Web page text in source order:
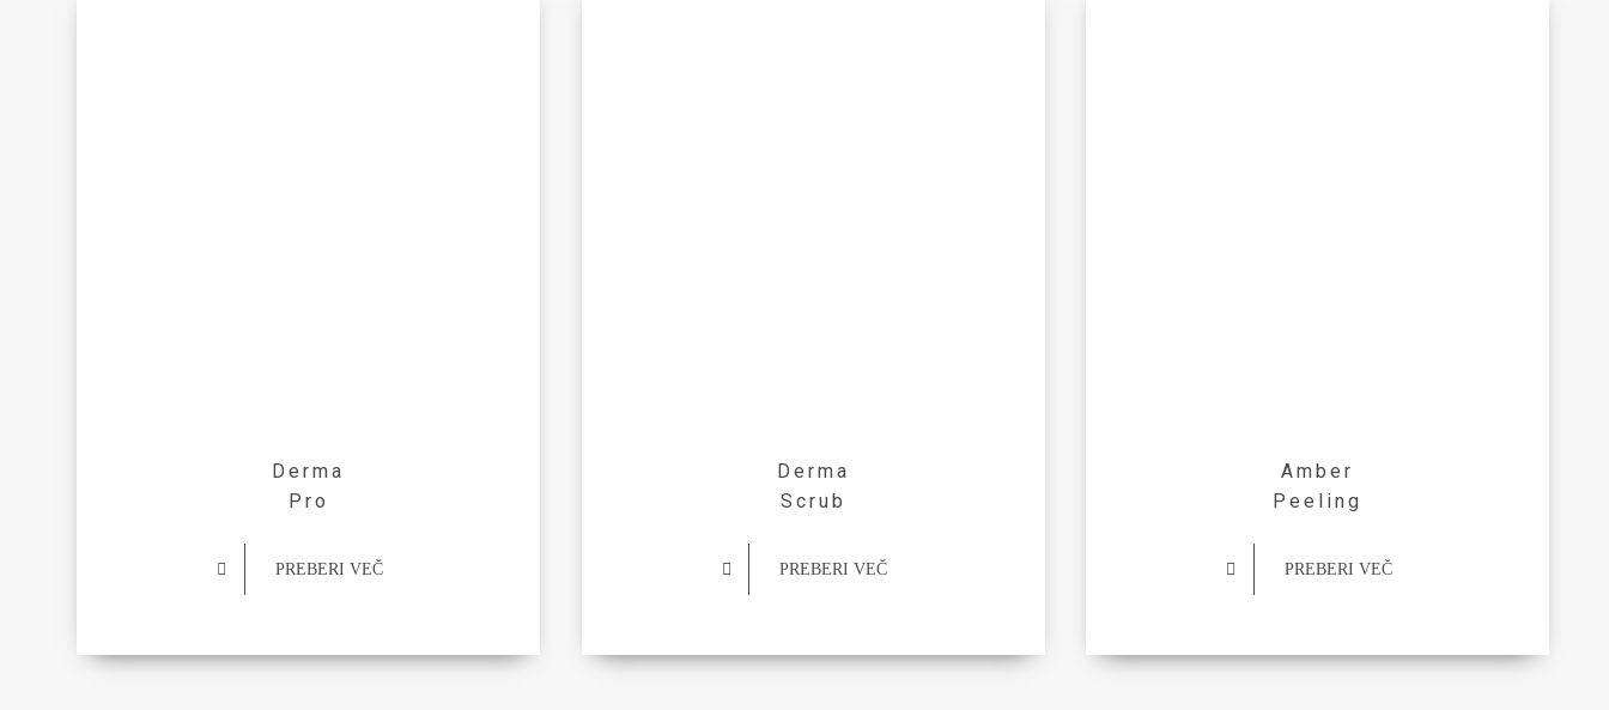
Derma
Pro
PREBERI VEČ
Derma
Scrub
PREBERI VEČ
Amber
Peeling
PREBERI VEČ